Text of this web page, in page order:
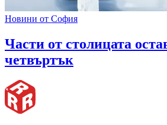
Новини от София
Части от столицата
четвъртък